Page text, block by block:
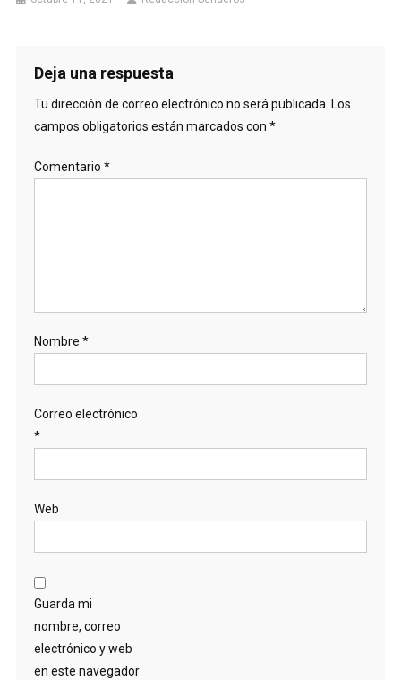
Deja una respuesta
Tu dirección de correo electrónico no será publicada. Los
campos obligatorios están marcados con *
Comentario *
Nombre *
Correo electrónico
*
Web
Guarda mi
nombre, correo
electrónico y web
en este navegador